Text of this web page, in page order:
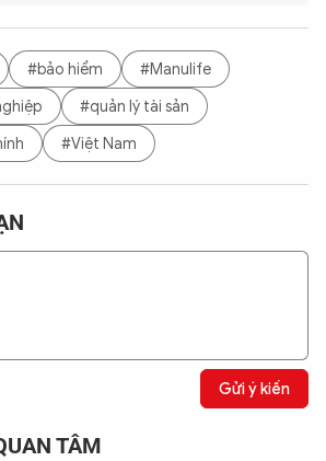
#bảo hiểm
#Manulife
#quản lý tài sản
#Việt Nam
Gửi ý kiến
TÂM